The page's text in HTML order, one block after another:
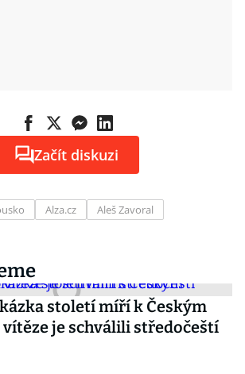
Začít diskuzi
Alza.cz Aleš Zavoral
století míří k Českým
vítěze je schválili středočeští